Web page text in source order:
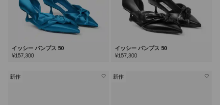
イッシー パンプス 50
¥157,300
イッシー パンプス 50
¥157,300
新作 新作